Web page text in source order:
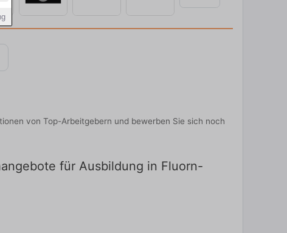
von Top-Arbeitgebern und bewerben Sie sich noch
für Ausbildung in Fluorn-